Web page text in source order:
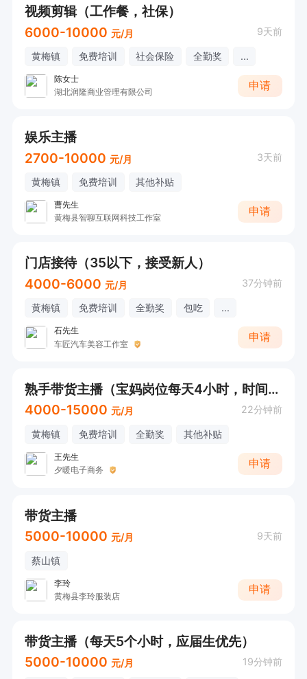
视频剪辑（工作餐，社保）
6000-10000 元/月 9天前
黄梅镇 免费培训 社会保险 全勤奖 ...
陈女士
湖北润隆商业管理有限公司
申请
娱乐主播
2700-10000 元/月 3天前
黄梅镇 免费培训 其他补贴
曹先生
黄梅县智聊互联网科技工作室
申请
门店接待（35以下，接受新人）
4000-6000 元/月 37分钟前
黄梅镇 免费培训 全勤奖 包吃 ...
石先生
车匠汽车美容工作室
申请
熟手带货主播（宝妈岗位每天4小时，时间自由）
4000-15000 元/月 22分钟前
黄梅镇 免费培训 全勤奖 其他补贴
王先生
夕暖电子商务
申请
带货主播
5000-10000 元/月 9天前
蔡山镇
李玲
黄梅县李玲服装店
申请
带货主播（每天5个小时，应届生优先）
5000-10000 元/月 19分钟前